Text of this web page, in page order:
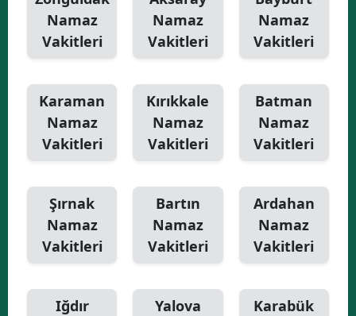
Namaz
Vakitleri
Namaz
Vakitleri
Namaz
Vakitleri
Karaman
Namaz
Vakitleri
Kırıkkale
Namaz
Vakitleri
Batman
Namaz
Vakitleri
Şırnak
Namaz
Vakitleri
Bartın
Namaz
Vakitleri
Ardahan
Namaz
Vakitleri
Iğdır
Yalova
Karabük